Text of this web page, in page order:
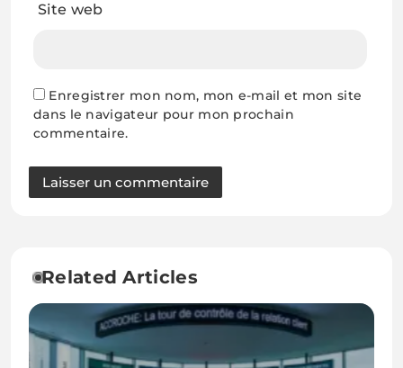
Site web
Enregistrer mon nom, mon e-mail et mon site
dans le navigateur pour mon prochain
commentaire.
Related Articles